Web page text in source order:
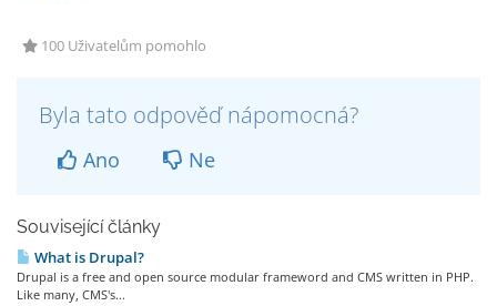
100 Uživatelům pomohlo
Byla tato odpověď nápomocná?
Ano Ne
Související články
What is Drupal?
Drupal is a free and open source modular frameword and CMS written in PHP.
Like many, CMS's...